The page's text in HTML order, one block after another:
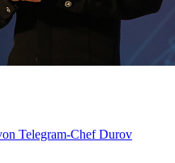
Telegram-Chef Durov